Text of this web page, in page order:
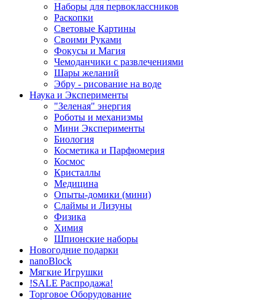
Наборы для первоклассников
Раскопки
Световые Картины
Своими Руками
Фокусы и Магия
Чемоданчики с развлечениями
Шары желаний
Эбру - рисование на воде
Наука и Эксперименты
"Зеленая" энергия
Роботы и механизмы
Мини Эксперименты
Биология
Косметика и Парфюмерия
Космос
Кристаллы
Медицина
Опыты-домики (мини)
Слаймы и Лизуны
Физика
Химия
Шпионские наборы
Новогодние подарки
nanoBlock
Мягкие Игрушки
!SALE Распродажа!
Торговое Оборудование